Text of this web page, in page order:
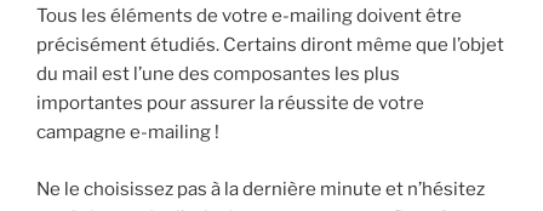
Tous les éléments de votre e-mailing doivent être
précisément étudiés. Certains diront même que l’objet
du mail est l’une des composantes les plus
importantes pour assurer la réussite de votre
campagne e-mailing !
Ne le choisissez pas à la dernière minute et n’hésitez